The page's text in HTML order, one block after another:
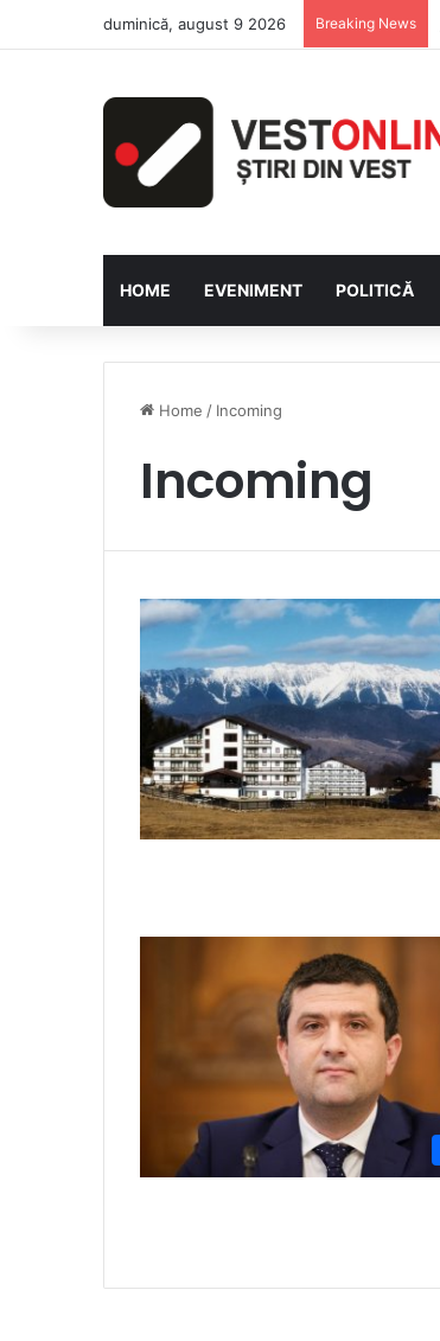
duminică, august 9 2026 Breaking News
HOME EVENIMENT POLITICĂ
Home / Incoming
Incoming